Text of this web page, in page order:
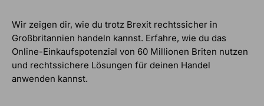
Wir zeigen dir, wie du trotz Brexit rechtssicher in
Großbritannien handeln kannst. Erfahre, wie du das
Online-Einkaufspotenzial von 60 Millionen Briten nutzen
und rechtssichere Lösungen für deinen Handel
anwenden kannst.